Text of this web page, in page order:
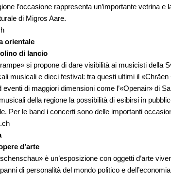
l’occasione rappresenta un’importante vetrina
di Migros Aare.
orientale
di lancio
si propone di dare visibilità ai musicisti della
musicali e dieci festival: tra questi ultimi il
eventi di maggiori dimensioni come l’«Openair» di
della regione la possibilità di esibirsi in
Per le band i concerti sono delle importanti
d’arte
è un’esposizione con oggetti d’arte
di personalità del mondo politico e